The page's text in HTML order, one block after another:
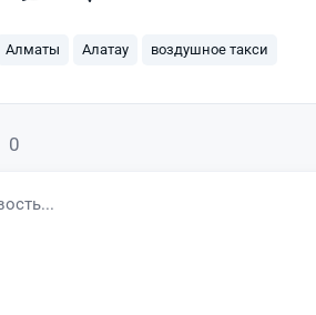
Алматы Алатау воздушное такси
0